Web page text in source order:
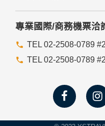
專業國際/商務機票洽
TEL 02-2508-0789
TEL 02-2508-0789